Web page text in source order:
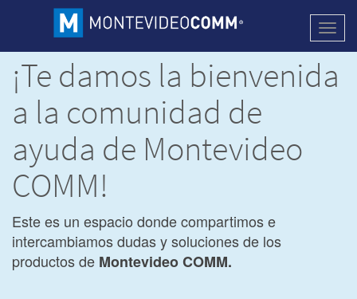
¡Te damos la bienvenida
a la comunidad de
ayuda de Montevideo
COMM!
Este es un espacio donde compartimos e
intercambiamos dudas y soluciones de los
productos de Montevideo COMM.